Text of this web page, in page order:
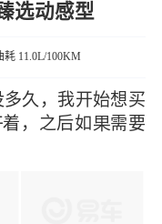
选动感型
耗 11.0L/100KM
久，我开始想买
，之后如需要